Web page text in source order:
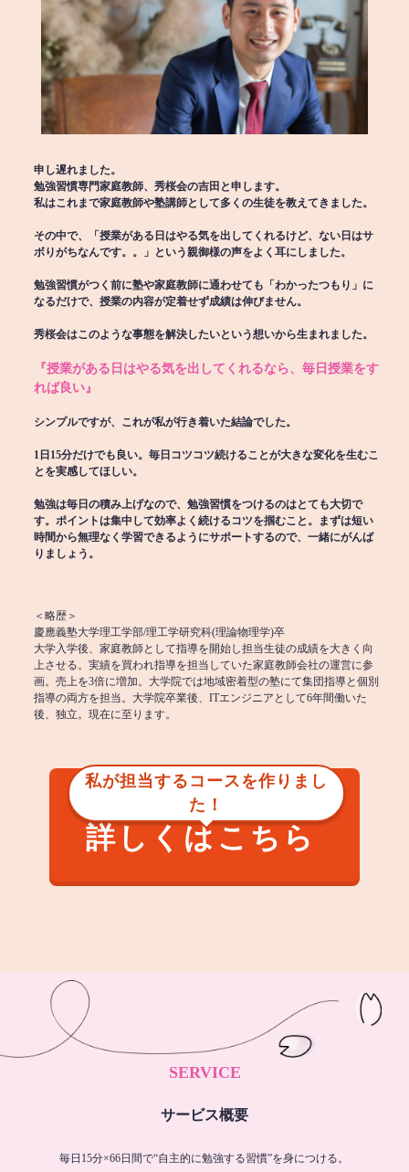
申し遅れました。
勉強習慣専門家庭教師、秀桜会の吉田と申します。
私はこれまで家庭教師や塾講師として多くの生徒を教えてきました。
その中で、「授業がある日はやる気を出してくれるけど、ない日はサ
ボりがちなんです。。」という親御様の声をよく耳にしました。
勉強習慣がつく前に塾や家庭教師に通わせても「わかったつもり」に
なるだけで、授業の内容が定着せず成績は伸びません。
秀桜会はこのような事態を解決したいという想いから生まれました。
『授業がある日はやる気を出してくれるなら、毎日授業をす
れば良い』
シンプルですが、これが私が行き着いた結論でした。
1日15分だけでも良い。毎日コツコツ続けることが大きな変化を生むこ
とを実感してほしい。
勉強は毎日の積み上げなので、勉強習慣をつけるのはとても大切で
す。ポイントは集中して効率よく続けるコツを掴むこと。まずは短い
時間から無理なく学習できるようにサポートするので、一緒にがんば
りましょう。
＜略歴＞
慶應義塾大学理工学部/理工学研究科(理論物理学)卒
大学入学後、家庭教師として指導を開始し担当生徒の成績を大きく向
上させる。実績を買われ指導を担当していた家庭教師会社の運営に参
画。売上を3倍に増加。大学院では地域密着型の塾にて集団指導と個別
指導の両方を担当。大学院卒業後、ITエンジニアとして6年間働いた
後、独立。現在に至ります。
私が担当するコースを作りまし
た！
詳しくはこちら
SERVICE
サービス概要
毎日15分×66日間で“自主的に勉強する習慣”を身につける。